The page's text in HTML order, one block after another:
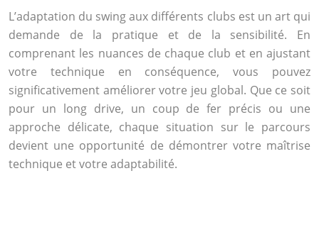
L’adaptation du swing aux différents clubs est un art qui
demande de la pratique et de la sensibilité. En
comprenant les nuances de chaque club et en ajustant
votre technique en conséquence, vous pouvez
significativement améliorer votre jeu global. Que ce soit
pour un long drive, un coup de fer précis ou une
approche délicate, chaque situation sur le parcours
devient une opportunité de démontrer votre maîtrise
technique et votre adaptabilité.